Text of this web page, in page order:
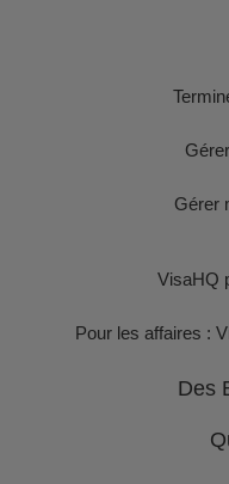
Gérer
VisaHQ
Pour les affaires :
Des